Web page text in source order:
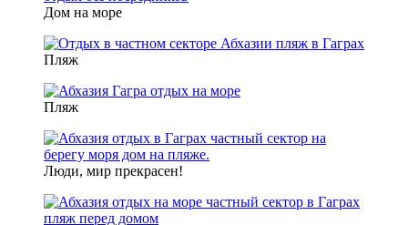
Дом на море
Пляж
Пляж
Люди, мир прекрасен!